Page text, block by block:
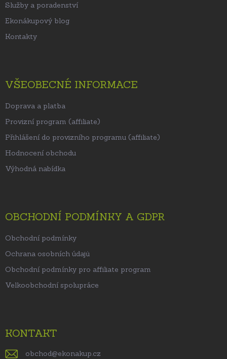
Služby a poradenství
Ekonákupový blog
Kontakty
VŠEOBECNÉ INFORMACE
Doprava a platba
Provizní program (affiliate)
Přihlášení do provizního programu (affiliate)
Hodnocení obchodu
Výhodná nabídka
OBCHODNÍ PODMÍNKY A GDPR
Obchodní podmínky
Ochrana osobních údajů
Obchodní podmínky pro affiliate program
Velkoobchodní spolupráce
KONTAKT
obchod@ekonakup.cz